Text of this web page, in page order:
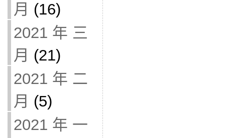
月 (16)
2021 年 三
月 (21)
2021 年 二
月 (5)
2021 年 一